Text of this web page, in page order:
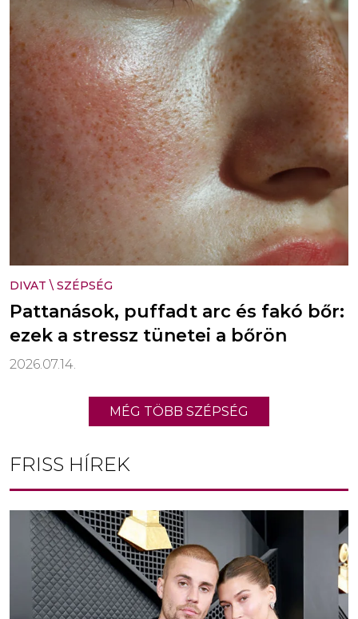
DIVAT \ SZÉPSÉG
Pattanások, puffadt arc és fakó bőr:
ezek a stressz tünetei a bőrön
2026.07.14.
MÉG TÖBB SZÉPSÉG
FRISS HÍREK